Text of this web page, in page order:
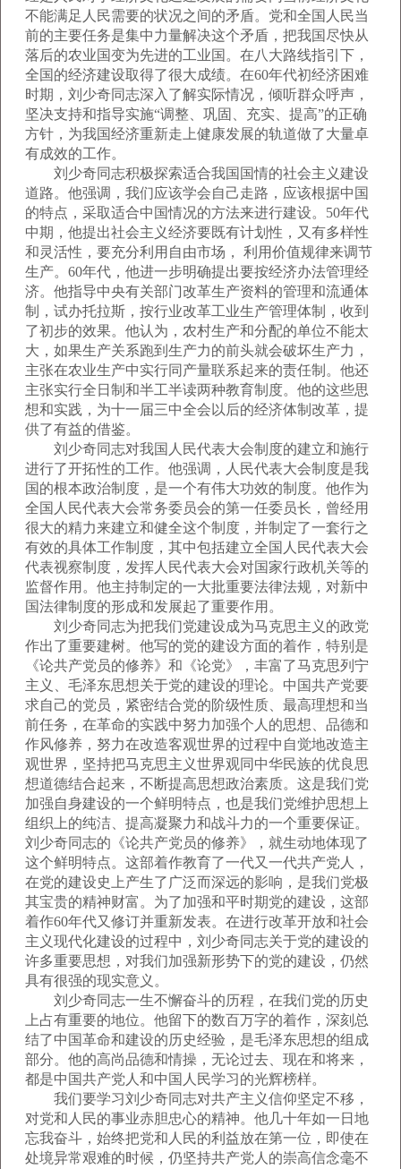
不能满足人民需要的状况之间的矛盾。党和全国人民当
前的主要任务是集中力量解决这个矛盾，把我国尽快从
落后的农业国变为先进的工业国。在八大路线指引下，
全国的经济建设取得了很大成绩。在60年代初经济困难
时期，刘少奇同志深入了解实际情况，倾听群众呼声，
坚决支持和指导实施“调整、巩固、充实、提高”的正确
方针，为我国经济重新走上健康发展的轨道做了大量卓
有成效的工作。
刘少奇同志积极探索适合我国国情的社会主义建设
道路。他强调，我们应该学会自己走路，应该根据中国
的特点，采取适合中国情况的方法来进行建设。50年代
中期，他提出社会主义经济要既有计划性，又有多样性
和灵活性，要充分利用自由市场， 利用价值规律来调节
生产。60年代，他进一步明确提出要按经济办法管理经
济。他指导中央有关部门改革生产资料的管理和流通体
制，试办托拉斯，按行业改革工业生产管理体制，收到
了初步的效果。他认为，农村生产和分配的单位不能太
大，如果生产关系跑到生产力的前头就会破坏生产力，
主张在农业生产中实行同产量联系起来的责任制。他还
主张实行全日制和半工半读两种教育制度。他的这些思
想和实践，为十一届三中全会以后的经济体制改革，提
供了有益的借鉴。
刘少奇同志对我国人民代表大会制度的建立和施行
进行了开拓性的工作。他强调，人民代表大会制度是我
国的根本政治制度，是一个有伟大功效的制度。他作为
全国人民代表大会常务委员会的第一任委员长，曾经用
很大的精力来建立和健全这个制度，并制定了一套行之
有效的具体工作制度，其中包括建立全国人民代表大会
代表视察制度，发挥人民代表大会对国家行政机关等的
监督作用。他主持制定的一大批重要法律法规，对新中
国法律制度的形成和发展起了重要作用。
刘少奇同志为把我们党建设成为马克思主义的政党
作出了重要建树。他写的党的建设方面的着作，特别是
《论共产党员的修养》和《论党》，丰富了马克思列宁
主义、毛泽东思想关于党的建设的理论。中国共产党要
求自己的党员，紧密结合党的阶级性质、最高理想和当
前任务，在革命的实践中努力加强个人的思想、品德和
作风修养，努力在改造客观世界的过程中自觉地改造主
观世界，坚持把马克思主义世界观同中华民族的优良思
想道德结合起来，不断提高思想政治素质。这是我们党
加强自身建设的一个鲜明特点，也是我们党维护思想上
组织上的纯洁、提高凝聚力和战斗力的一个重要保证。
刘少奇同志的《论共产党员的修养》，就生动地体现了
这个鲜明特点。这部着作教育了一代又一代共产党人，
在党的建设史上产生了广泛而深远的影响，是我们党极
其宝贵的精神财富。为了加强和平时期党的建设，这部
着作60年代又修订并重新发表。在进行改革开放和社会
主义现代化建设的过程中，刘少奇同志关于党的建设的
许多重要思想，对我们加强新形势下的党的建设，仍然
具有很强的现实意义。
刘少奇同志一生不懈奋斗的历程，在我们党的历史
上占有重要的地位。他留下的数百万字的着作，深刻总
结了中国革命和建设的历史经验，是毛泽东思想的组成
部分。他的高尚品德和情操，无论过去、现在和将来，
都是中国共产党人和中国人民学习的光辉榜样。
我们要学习刘少奇同志对共产主义信仰坚定不移，
对党和人民的事业赤胆忠心的精神。他几十年如一日地
忘我奋斗，始终把党和人民的利益放在第一位，即使在
处境异常艰难的时候，仍坚持共产党人的崇高信念毫不